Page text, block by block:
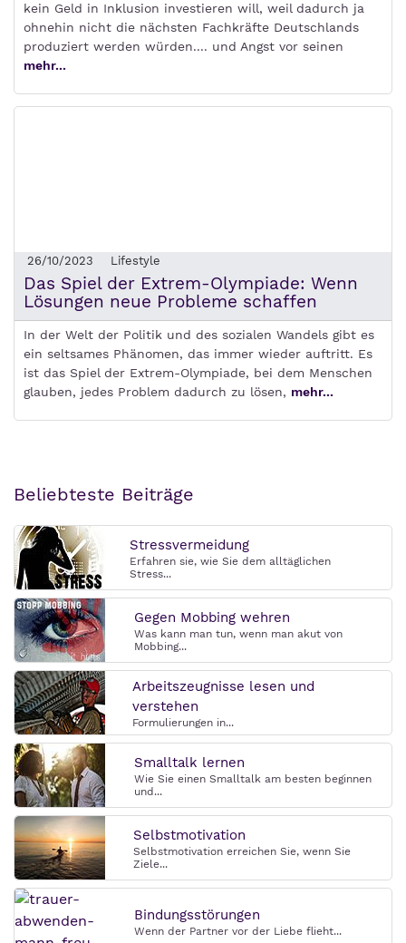
kein Geld in Inklusion investieren will, weil dadurch ja
ohnehin nicht die nächsten Fachkräfte Deutschlands
produziert werden würden.... und Angst vor seinen
mehr...
26/10/2023 Lifestyle
Das Spiel der Extrem-Olympiade: Wenn
Lösungen neue Probleme schaffen
In der Welt der Politik und des sozialen Wandels gibt es
ein seltsames Phänomen, das immer wieder auftritt. Es
ist das Spiel der Extrem-Olympiade, bei dem Menschen
glauben, jedes Problem dadurch zu lösen, mehr...
Beliebteste Beiträge
Stressvermeidung
Erfahren sie, wie Sie dem alltäglichen
Stress...
Gegen Mobbing wehren
Was kann man tun, wenn man akut von
Mobbing...
Arbeitszeugnisse lesen und
verstehen
Formulierungen in...
Smalltalk lernen
Wie Sie einen Smalltalk am besten beginnen
und...
Selbstmotivation
Selbstmotivation erreichen Sie, wenn Sie
Ziele...
Bindungsstörungen
Wenn der Partner vor der Liebe flieht...